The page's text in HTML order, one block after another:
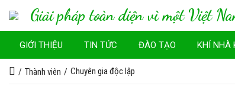
Giải pháp toàn diện vì một Việt
GIỚI THIỆU TIN TỨC ĐÀO TẠO KHÍ NHÀ
Thành viên Chuyên gia độc lập